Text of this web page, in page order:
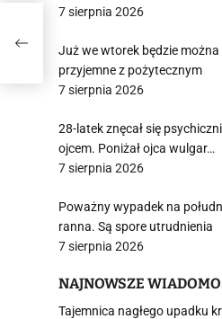
7 sierpnia 2026
Już we wtorek będzie można
przyjemne z pożytecznym
7 sierpnia 2026
28-latek znęcał się
ojcem. Poniżał ojca wulgar…
7 sierpnia 2026
Poważny wypadek na
ranna. Są spore utrudnienia
7 sierpnia 2026
NAJNOWSZE
Tajemnica nagłego upadku